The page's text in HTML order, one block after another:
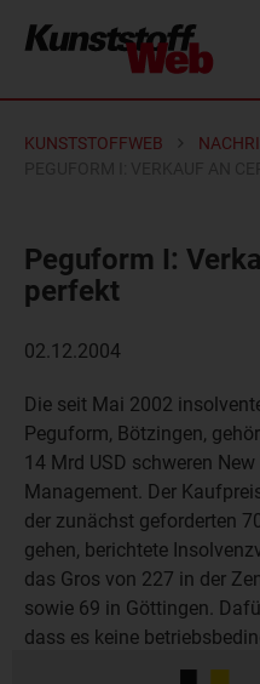
KUNSTSTOFFWEB
Peguform I:
perfekt
02.12.2004
Die seit Mai 2002
Peguform, Bötzingen,
14 Mrd USD schweren
Management. Der
der zunächst geforderten
gehen, berichtete
das Gros von 227 in der
sowie 69 in Göttingen.
dass es keine
Peguform erwartet 2004